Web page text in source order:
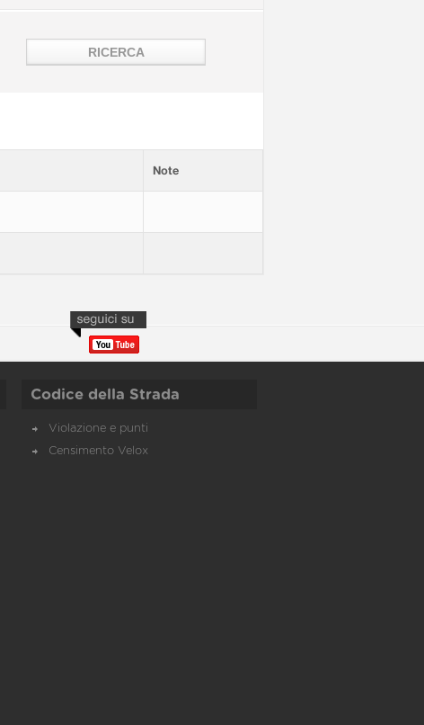
Note
Codice della Strada
Violazione e punti
Censimento Velox